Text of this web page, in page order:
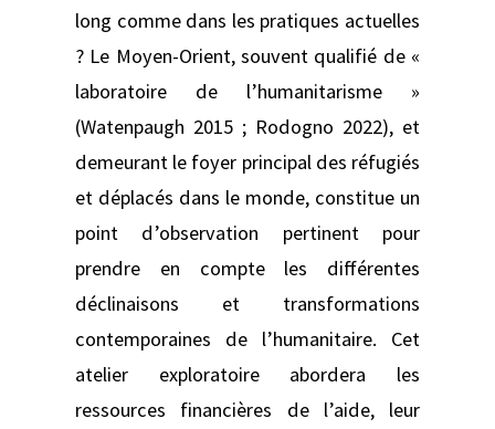
long comme dans les pratiques actuelles
? Le Moyen-Orient, souvent qualifié de «
laboratoire de l’humanitarisme »
(Watenpaugh 2015 ; Rodogno 2022), et
demeurant le foyer principal des réfugiés
et déplacés dans le monde, constitue un
point d’observation pertinent pour
prendre en compte les différentes
déclinaisons et transformations
contemporaines de l’humanitaire. Cet
atelier exploratoire abordera les
ressources financières de l’aide, leur